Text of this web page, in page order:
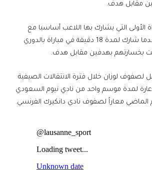
مقابل هدف.
الأولى التي يشارك بها اللاعب أساسيا مع
فريقه السويسري بعدما شارك لمدة 18 دقيقة في مباراة بالدوري
بخسارتهم بهدفين مقابل هدف.
لصفوف لوزان خلال فترة الانتقالات الصيفية
لمدة موسم واحد من نادي نيوم السعودي
معاراً لصفوف نادي ​دانكيرك الفرنسي​.